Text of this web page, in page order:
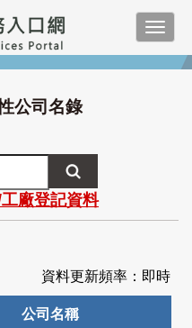
公司名錄
工廠登記資料
資料更新頻率：即時
公司名稱